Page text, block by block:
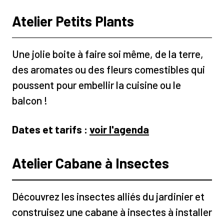
Atelier Petits Plants
Une jolie boite à faire soi même, de la terre,
des aromates ou des fleurs comestibles qui
poussent pour embellir la cuisine ou le
balcon !
Dates et tarifs : voir l'agenda
Atelier Cabane à Insectes
Découvrez les insectes alliés du jardinier et
construisez une cabane à insectes à installer